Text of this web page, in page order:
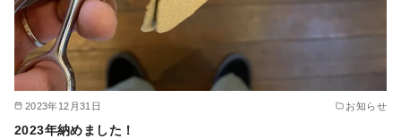
2023年12月31日 お知らせ
2023年納めました！